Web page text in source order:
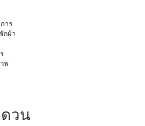
าร
กผ้า
พ
วน